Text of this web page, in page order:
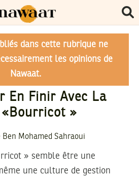
dans cette rubrique ne
les opinions de
Nawaat.
En Finir Avec La
»
Ben Mohamed Sahraoui
» semble être une
une culture de gestion